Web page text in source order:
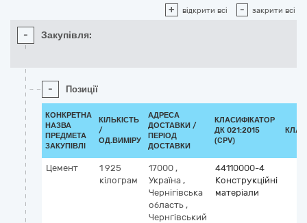
+ відкрити всі - закрити всі
- Закупівля:
- Позиції
КОНКРЕТНА
НАЗВА
ПРЕДМЕТА
ЗАКУПІВЛІ
КІЛЬКІСТЬ
/
ОД.ВИМІРУ
АДРЕСА
ДОСТАВКИ /
ПЕРІОД
ДОСТАВКИ
КЛАСИФІКАТОР
ДК 021:2015
(CPV)
Цемент
1 925
кілограм
17000 ,
Україна ,
Чернігівська
область ,
Чернгівський
44110000-4
Конструкційні
матеріали